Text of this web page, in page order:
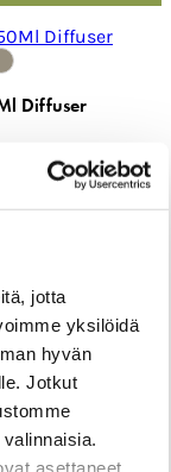
jotta
yksilöidä
hyvän
Jotkut
asettaneet
Diffuser